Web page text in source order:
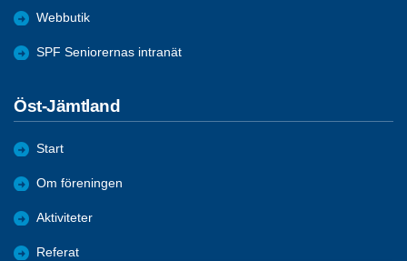
Webbutik
SPF Seniorernas intranät
Öst-Jämtland
Start
Om föreningen
Aktiviteter
Referat